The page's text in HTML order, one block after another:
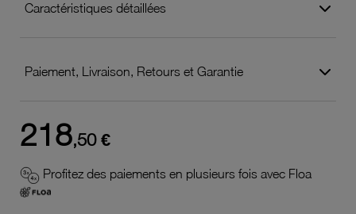
Caractéristiques détaillées
Paiement, Livraison, Retours et Garantie
218,50 €
Profitez des paiements en plusieurs fois avec Floa